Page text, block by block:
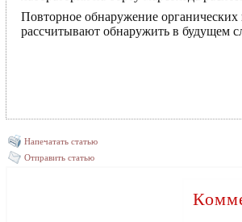
Повторное обнаружение
рассчитывают обнаружить в будущем
Напечатать статью
Отправить статью